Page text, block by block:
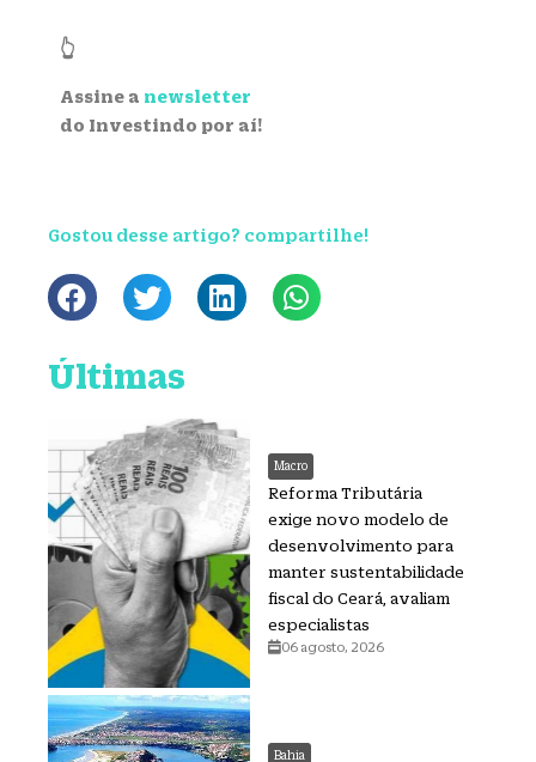
👆
Assine a newsletter
do Investindo por aí!
Gostou desse artigo? compartilhe!
Últimas
Macro
Reforma Tributária
exige novo modelo de
desenvolvimento para
manter sustentabilidade
fiscal do Ceará, avaliam
especialistas
06 agosto, 2026
Bahia